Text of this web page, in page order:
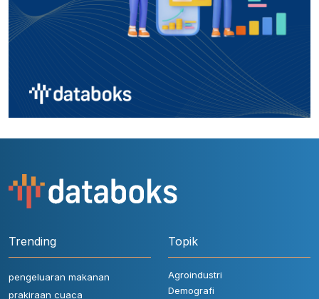
Trending
pengeluaran makanan
prakiraan cuaca
Topik
Agroindustri
Demografi